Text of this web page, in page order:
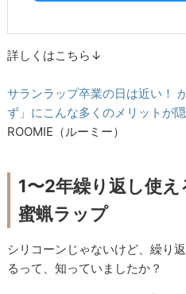
詳しくはこちら↓
サランラップ卒業の日は近い！
ず」にこんな多くのメリットが
ROOMIE（ルーミー）
1〜2年繰り返し使
蜜蝋ラップ
シリコーンじゃないけど、繰り
るって、知っていましたか？